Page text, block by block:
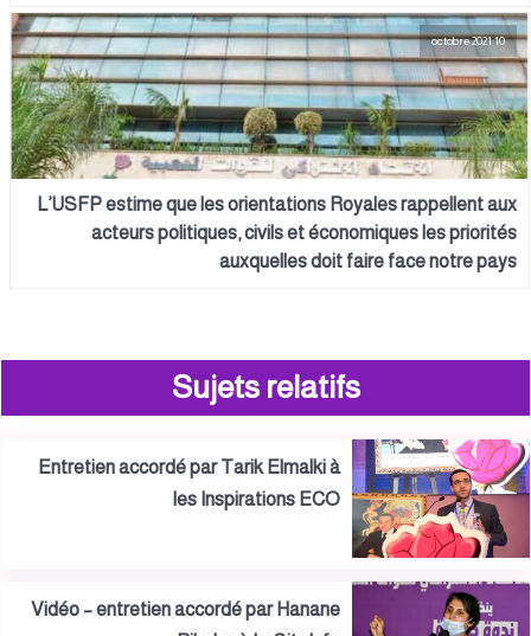
10 octobre 2021
L’USFP estime que les orientations Royales rappellent aux
acteurs politiques, civils et économiques les priorités
auxquelles doit faire face notre pays
Sujets relatifs
Entretien accordé par Tarik Elmalki à
les Inspirations ECO
Vidéo – entretien accordé par Hanane